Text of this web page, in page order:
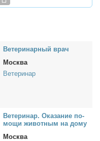
Ве­те­ри­нар­ный врач
Москва
Ветеринар
Ве­те­ри­нар. Ока­за­ние по­
мо­щи жи­вот­ным на до­му
Москва